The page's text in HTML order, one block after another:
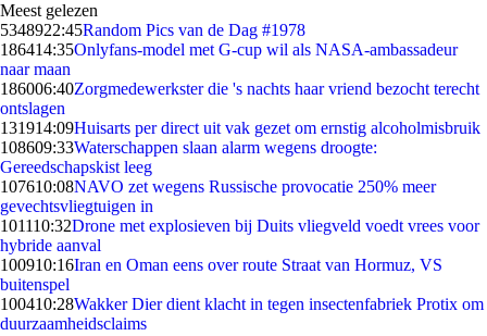
Meest gelezen
5348922:45Random Pics van de Dag #1978
186414:35Onlyfans-model met G-cup wil als NASA-ambassadeur
naar maan
186006:40Zorgmedewerkster die 's nachts haar vriend bezocht terecht
ontslagen
131914:09Huisarts per direct uit vak gezet om ernstig alcoholmisbruik
108609:33Waterschappen slaan alarm wegens droogte:
Gereedschapskist leeg
107610:08NAVO zet wegens Russische provocatie 250% meer
gevechtsvliegtuigen in
101110:32Drone met explosieven bij Duits vliegveld voedt vrees voor
hybride aanval
100910:16Iran en Oman eens over route Straat van Hormuz, VS
buitenspel
100410:28Wakker Dier dient klacht in tegen insectenfabriek Protix om
duurzaamheidsclaims